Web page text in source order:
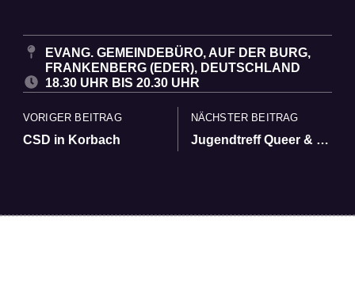
EVANG. GEMEINDEBÜRO, AUF DER BURG,
FRANKENBERG (EDER), DEUTSCHLAND
18.30 UHR BIS 20.30 UHR
VORIGER BEITRAG
CSD in Korbach
NÄCHSTER BEITRAG
Jugendtreff Queer & Friends